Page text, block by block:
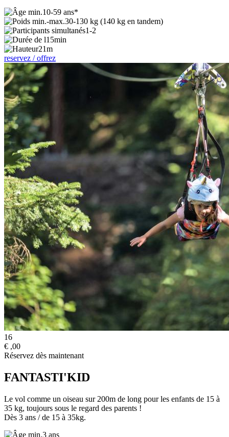
10-59 ans*
30-130 kg (140 kg en tandem)
1-2
15min
21m
reservez / offrez
16
€ ,00
Réservez dès maintenant
FANTASTI'KID
Le vol comme un oiseau sur 200m de long pour les enfants de 15 à
35 kg, toujours sous le regard des parents !
Dès 3 ans / de 15 à 35kg.
3 ans